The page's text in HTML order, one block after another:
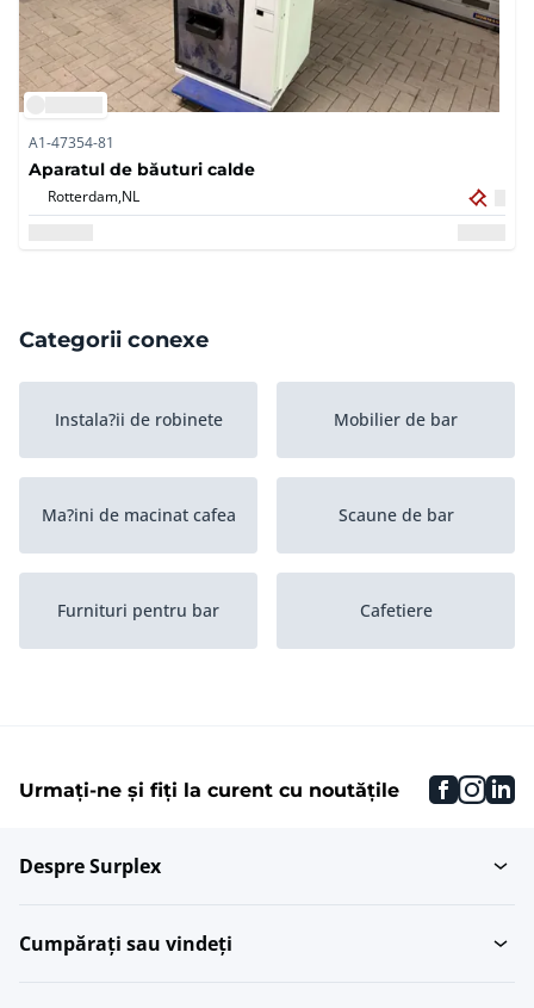
A1-47354-81
Aparatul de băuturi calde
Rotterdam,NL
Categorii conexe
Instala?ii de robinete Mobilier de bar
Ma?ini de macinat cafea Scaune de bar
Furnituri pentru bar Cafetiere
Baruri Aparate de espresso
Urmați-ne și fiți la curent cu noutățile
Despre Surplex
Cumpărați sau vindeți